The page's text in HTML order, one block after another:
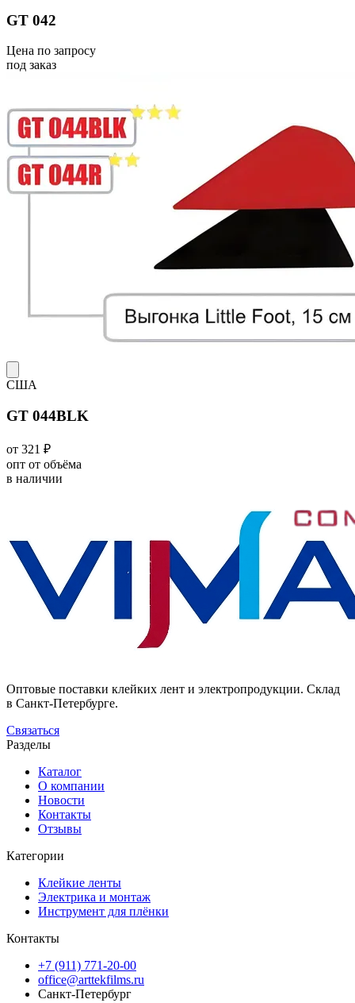
GT 042
Цена по запросу
под заказ
США
GT 044BLK
от 321 ₽
опт от объёма
в наличии
Оптовые поставки клейких лент и электропродукции. Склад
в Санкт-Петербурге.
Связаться
Разделы
Каталог
О компании
Новости
Контакты
Отзывы
Категории
Клейкие ленты
Электрика и монтаж
Инструмент для плёнки
Контакты
+7 (911) 771-20-00
office@arttekfilms.ru
Санкт-Петербург